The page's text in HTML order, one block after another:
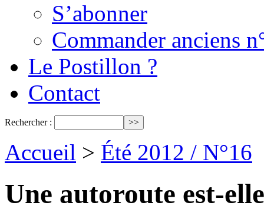
S’abonner
Commander anciens
Le Postillon ?
Contact
Rechercher :
Accueil > Été 2012 / N°16
Une autoroute est-